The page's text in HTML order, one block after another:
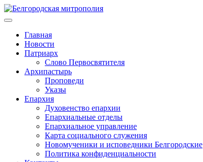
Главная
Новости
Патриарх
Слово Первосвятителя
Архипастырь
Проповеди
Указы
Епархия
Духовенство епархии
Епархиальные отделы
Епархиальное управление
Карта социального служения
Новомученики и исповедники Белгородские
Политика конфиденциальности